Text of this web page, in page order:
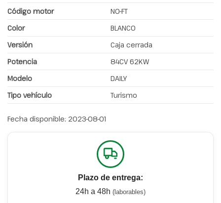
Código motor
NO-FT
Color
BLANCO
Versión
Caja cerrada
Potencia
84CV 62KW
Modelo
DAILY
Tipo vehículo
Turismo
Fecha disponible: 2023-08-01
Plazo de entrega:
24h a 48h (laborables)